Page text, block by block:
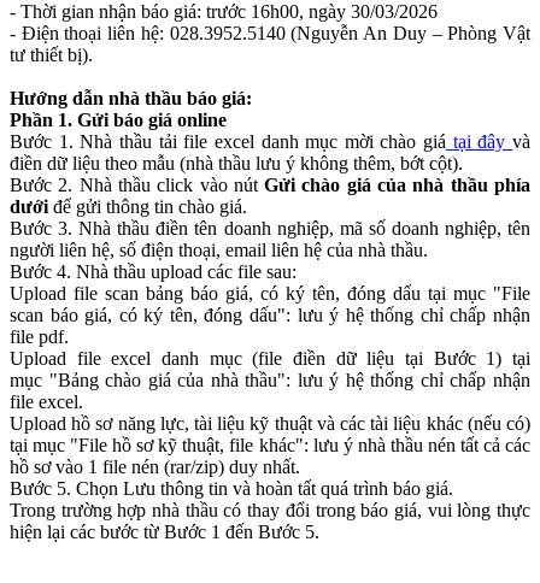
- Thời gian nhận báo giá: trước 16h00, ngày 30/03/2026
- Điện thoại liên hệ: 028.3952.5140 (Nguyễn An Duy – Phòng Vật
tư thiết bị).
Hướng dẫn nhà thầu báo giá:
Phần 1. Gửi báo giá online
Bước 1. Nhà thầu tải file excel danh mục mời chào giá tại đâyvà
điền dữ liệu theo mẫu (nhà thầu lưu ý không thêm, bớt cột).
Bước 2. Nhà thầu click vào nútGửi chào giá của nhà thầu phía
dướiđể gửi thông tin chào giá.
Bước 3. Nhà thầu điền tên doanh nghiệp, mã số doanh nghiệp, tên
người liên hệ, số điện thoại, email liên hệ của nhà thầu.
Bước 4. Nhà thầu upload các file sau:
Upload file scan bảng báo giá, có ký tên, đóng dấu tại mục "File
scan báo giá, có ký tên, đóng dấu": lưu ý hệ thống chỉ chấp nhận
file pdf.
Upload file excel danh mục (file điền dữ liệu tại Bước 1) tại
mục "Bảng chào giá của nhà thầu": lưu ý hệ thống chỉ chấp nhận
file excel.
Upload hồ sơ năng lực, tài liệu kỹ thuật và các tài liệu khác (nếu có)
tại mục "File hồ sơ kỹ thuật, file khác": lưu ý nhà thầu nén tất cả các
hồ sơ vào 1 file nén (rar/zip) duy nhất.
Bước 5. Chọn Lưu thông tin và hoàn tất quá trình báo giá.
Trong trường hợp nhà thầu có thay đổi trong báo giá, vui lòng thực
hiện lại các bước từ Bước 1 đến Bước 5.